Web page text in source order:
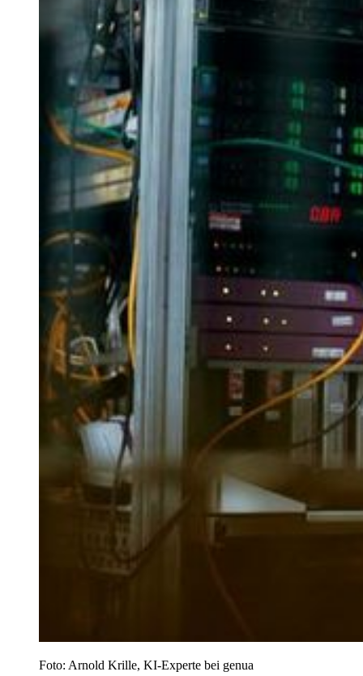
Foto: Arnold Krille, KI-Experte bei genua